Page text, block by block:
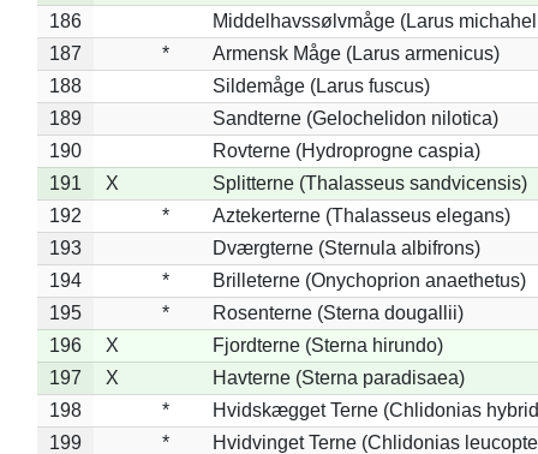
186
Middelhavssølvmåge (Larus
187
*
Armensk Måge (Larus armenicus)
188
Sildemåge (Larus fuscus)
189
Sandterne (Gelochelidon nilotica)
190
Rovterne (Hydroprogne caspia)
191
X
Splitterne (Thalasseus sandvicensis)
192
*
Aztekerterne (Thalasseus elegans)
193
Dværgterne (Sternula albifrons)
194
*
Brilleterne (Onychoprion anaethetus)
195
*
Rosenterne (Sterna dougallii)
196
X
Fjordterne (Sterna hirundo)
197
X
Havterne (Sterna paradisaea)
198
*
Hvidskægget Terne (Chlidonias
199
*
Hvidvinget Terne (Chlidonias